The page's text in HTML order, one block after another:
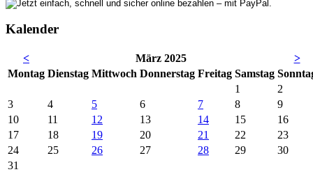
Kalender
< März 2025
>
Montag Dienstag Mittwoch Donnerstag Freitag Samstag So
1
2
3
4 5 6 7 8
9
10
11 12 13 14 15
16
17
18 19 20 21 22
23
24
25 26 27 28 29
30
31